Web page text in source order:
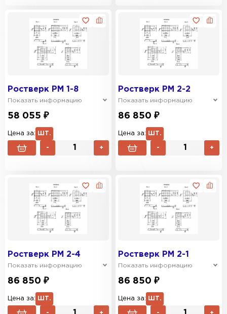
Ростверк РМ 1-8
Показать информацию
58 055 ₽
Цена за: ШТ.
- +
Ростверк РМ 2-2
Показать информацию
86 850 ₽
Цена за: ШТ.
- +
Ростверк РМ 2-4
Показать информацию
86 850 ₽
Цена за: ШТ.
- +
Ростверк РМ 2-1
Показать информацию
86 850 ₽
Цена за: ШТ.
- +